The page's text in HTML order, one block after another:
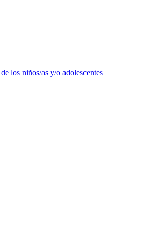
los niños/as y/o adolescentes